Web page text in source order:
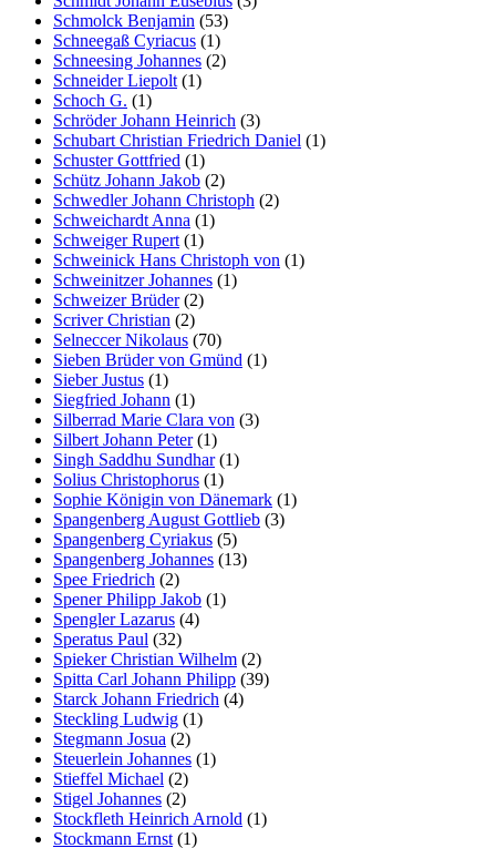
Schmolck Benjamin (53)
Schneegaß Cyriacus (1)
Schneesing Johannes (2)
Schneider Liepolt (1)
Schoch G. (1)
Schröder Johann Heinrich (3)
Schubart Christian Friedrich Daniel (1)
Schuster Gottfried (1)
Schütz Johann Jakob (2)
Schwedler Johann Christoph (2)
Schweichardt Anna (1)
Schweiger Rupert (1)
Schweinick Hans Christoph von (1)
Schweinitzer Johannes (1)
Schweizer Brüder(2)
Scriver Christian (2)
Selneccer Nikolaus (70)
Sieben Brüder von Gmünd (1)
Sieber Justus (1)
Siegfried Johann (1)
Silberrad Marie Clara von (3)
Silbert Johann Peter(1)
Singh Saddhu Sundhar(1)
Solius Christophorus (1)
Sophie Königin von Dänemark (1)
Spangenberg August Gottlieb (3)
Spangenberg Cyriakus (5)
Spangenberg Johannes (13)
Spee Friedrich (2)
Spener Philipp Jakob (1)
Spengler Lazarus (4)
Speratus Paul (32)
Spieker Christian Wilhelm (2)
Spitta Carl Johann Philipp (39)
Starck Johann Friedrich (4)
Steckling Ludwig (1)
Stegmann Josua (2)
Steuerlein Johannes (1)
Stieffel Michael (2)
Stigel Johannes (2)
Stockfleth Heinrich Arnold (1)
Stockmann Ernst (1)